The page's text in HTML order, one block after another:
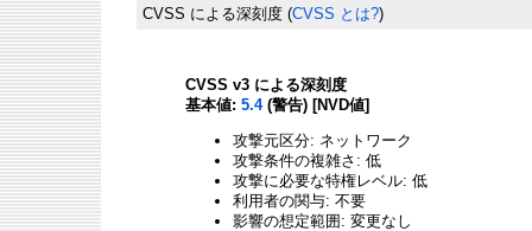
CVSS による深刻度 (CVSS とは?)
CVSS v3 による深刻度
基本値: 5.4(警告) [NVD値]
攻撃元区分: ネットワーク
攻撃条件の複雑さ: 低
攻撃に必要な特権レベル: 低
利用者の関与: 不要
影響の想定範囲: 変更なし